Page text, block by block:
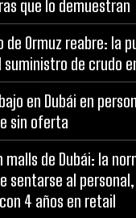
que lo demuestran
de Ormuz reabre: la
de crudo
en Dubái en
sin oferta
malls de Dubái: la
sentarse al
4 años en retail